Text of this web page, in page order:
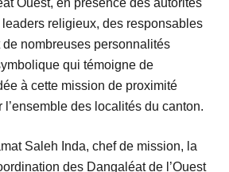
religieux, des responsables
nombreuses personnalités
qui témoigne de
à cette mission de proximité
des localités du canton.
Saleh Inda, chef de mission, la
des Dangaléat de l’Ouest